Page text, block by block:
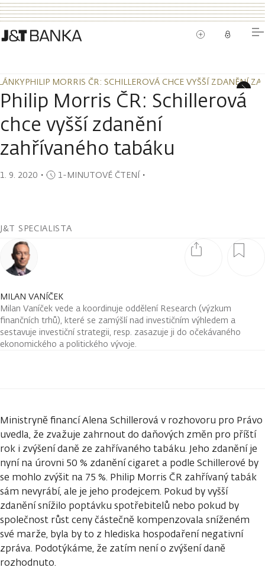
PHILIP MORRIS ČR: SCHILLEROVÁ CHCE VYŠŠÍ ZDANĚNÍ
PHILIP MORRIS ČR: SCHILLEROVÁ CHCE VYŠŠÍ ZDANĚNÍ
Philip Morris ČR: Schillerová
chce vyšší zdanění
zahřívaného tabáku
1. 9. 2020 ・ 1-MINUTOVÉ ČTENÍ・
J&T SPECIALISTA
MILAN VANÍČEK
Milan Vaníček vede a koordinuje oddělení Research (výzkum
finančních trhů), které se zamýšlí nad investičním výhledem a
sestavuje investiční strategii, resp. zasazuje ji do očekávaného
ekonomického a politického vývoje.
Ministryně financí Alena Schillerová v rozhovoru pro Právo
uvedla, že zvažuje zahrnout do daňových změn pro příští
rok i zvýšení daně ze zahřívaného tabáku. Jeho zdanění je
nyní na úrovni 50 % zdanění cigaret a podle Schillerové by
se mohlo zvýšit na 75 %. Philip Morris ČR zahřívaný tabák
sám nevyrábí, ale je jeho prodejcem. Pokud by vyšší
zdanění snížilo poptávku spotřebitelů nebo pokud by
společnost růst ceny částečně kompenzovala sníženém
své marže, byla by to z hlediska hospodaření negativní
zpráva. Podotýkáme, že zatím není o zvýšení daně
rozhodnuto.